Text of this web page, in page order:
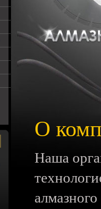
О
Наша